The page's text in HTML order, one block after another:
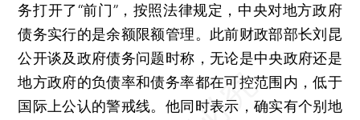
务打开了“前门”，按照法律规定，中央对地方政府
债务实行的是余额限额管理。此前财政部部长刘昆
公开谈及政府债务问题时称，无论是中央政府还是
地方政府的负债率和债务率都在可控范围内，低于
国际上公认的警戒线。他同时表示，确实有个别地